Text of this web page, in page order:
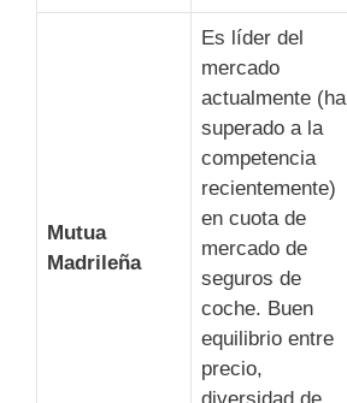
Mutua
Madrileña
Es líder del
mercado
actualmente (ha
superado a la
competencia
recientemente)
en cuota de
mercado de
seguros de
coche. Buen
equilibrio entre
precio,
diversidad de